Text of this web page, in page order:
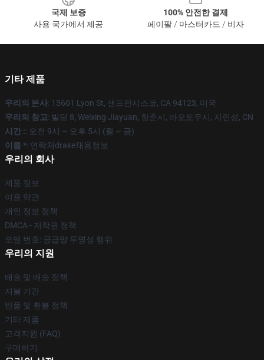
국제 보증
사용 국가에서 제공
100% 안전한 결제
페이팔 / 마스터카드 / 비자
기타 제품
우리의 본사: 13601 Lyon St, 샌프란시스코, CA 94123, 미국
우리의 창고: 빌딩 8, Weixing Jiayuan, 창춘시, 바오토우시, 지린성, CN
시간 :: 오전 9시 ~ 오후 5시 (월 ~ 금)
이름 *: 연락처drake채용정보
우리의 회사
제품 정보
이용 약관
개인 정보 정책
DMCA - 저작권 정책
모델 번호: 공급망 투명성 행위
우리의 지원
배송 및 배송 정책
지불 기간
반품 및 환불 정책
기타 제품
고객지원 (FAQ)
구매하기